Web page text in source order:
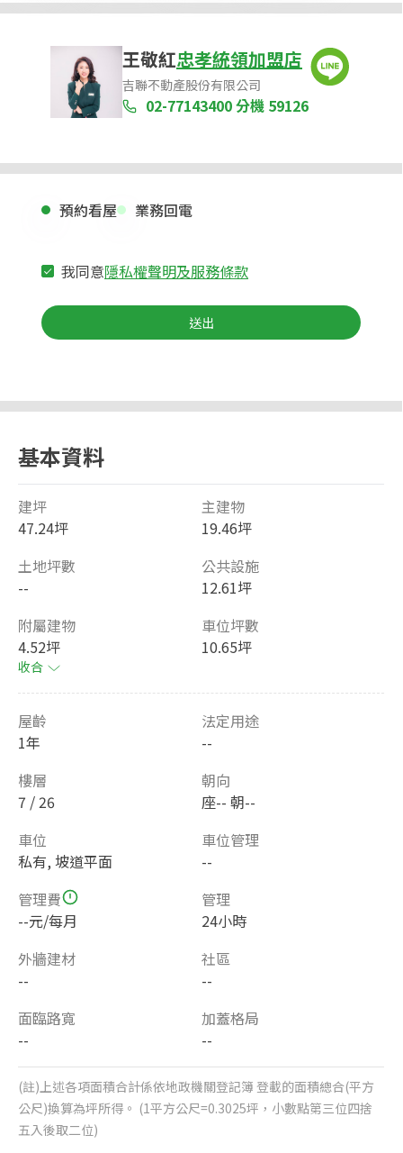
王敬紅忠孝統領加盟店
吉聯不動產股份有限公司
02-77143400分機 59126
預約看屋 業務回電
我同意隱私權聲明及服務條款
送出
基本資料
建坪
47.24坪
主建物
19.46坪
土地坪數
--
公共設施
12.61坪
附屬建物
4.52坪
收合
車位坪數
10.65坪
屋齡
1年
法定用途
--
樓層
7 / 26
朝向
座-- 朝--
車位
私有, 坡道平面
車位管理
--
管理費
--元/每月
管理
24小時
外牆建材
--
社區
--
面臨路寬
--
加蓋格局
--
(註)上述各項面積合計係依地政機關登記簿 登載的面積總合(平方
公尺)換算為坪所得。 (1平方公尺=0.3025坪，小數點第三位四捨
五入後取二位)